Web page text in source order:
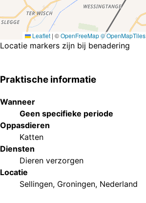
Leaflet | ©OpenFreeMap© OpenMapTiles
Locatie markers zijn bij benadering
Praktische informatie
Wanneer
Geen specifieke periode
Oppasdieren
Katten
Diensten
Dieren verzorgen
Locatie
Sellingen, Groningen, Nederland